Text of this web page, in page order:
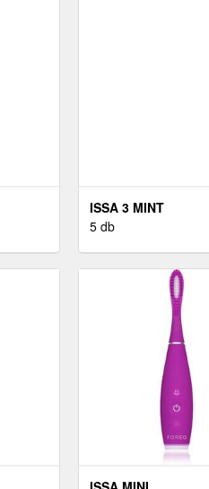
ISSA 3 MINT
5 db